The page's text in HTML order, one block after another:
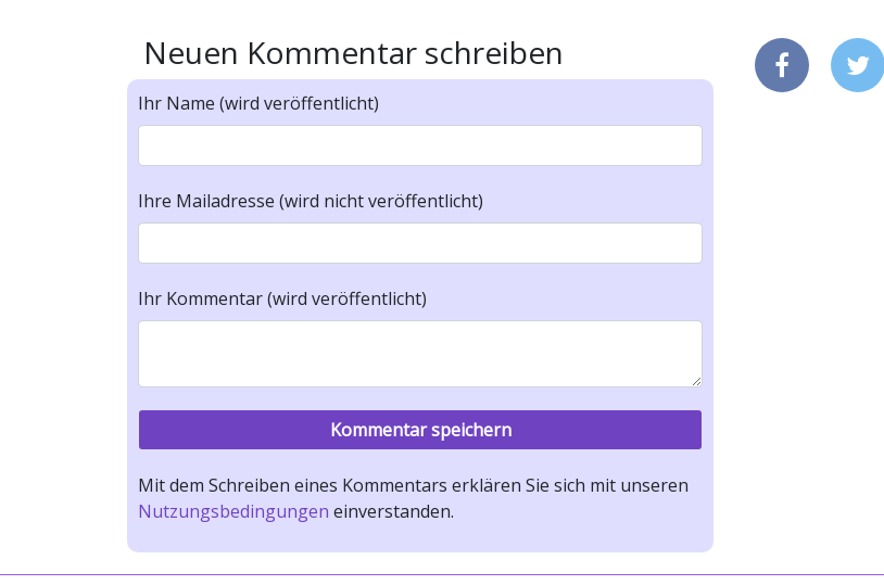
Neuen Kommentar schreiben
Ihr Name (wird veröffentlicht)
Ihre Mailadresse (wird nicht veröffentlicht)
Ihr Kommentar (wird veröffentlicht)
Mit dem Schreiben eines Kommentars erklären Sie sich mit unseren
Nutzungsbedingungen einverstanden.